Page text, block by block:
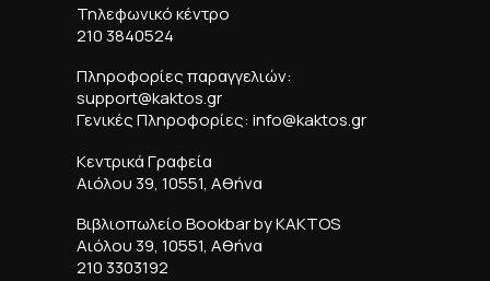
Τηλεφωνικό κέντρο
210 3840524
Πληροφορίες παραγγελιών:
support@kaktos.gr
Γενικές Πληροφορίες: info@kaktos.gr
Κεντρικά Γραφεία
Αιόλου 39, 10551, Αθήνα
Βιβλιοπωλείο Bookbar by KAKTOS
Αιόλου 39, 10551, Αθήνα
210 3303192